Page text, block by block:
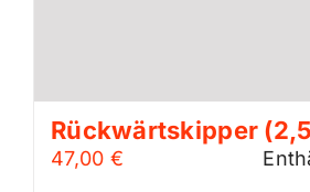
Rückwärtskipper
47,00 €